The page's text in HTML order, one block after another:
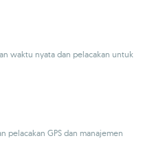
waktu nyata dan pelacakan untuk
pelacakan GPS dan manajemen